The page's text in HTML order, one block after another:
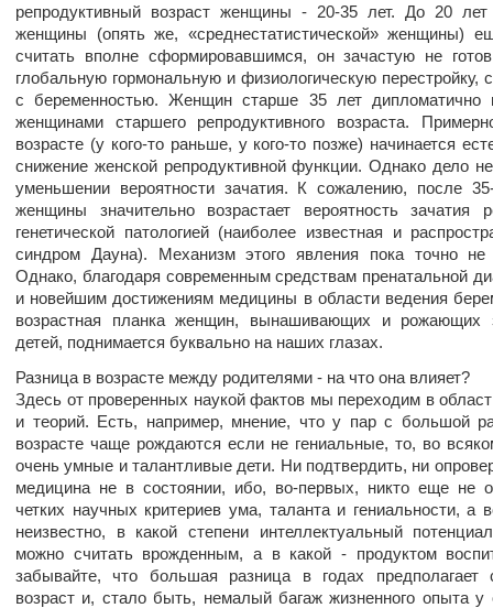
репродуктивный возраст женщины - 20-35 лет. До 20 лет
женщины (опять же, «среднестатистической» женщины)
считать вполне сформировавшимся, он зачастую не
глобальную гормональную и физиологическую перестройку,
с беременностью. Женщин старше 35 лет дипломатично
женщинами старшего репродуктивного возраста.
возрасте (у кого-то раньше, у кого-то позже) начинается
снижение женской репродуктивной функции. Однако дело
уменьшении вероятности зачатия. К сожалению, после
женщины значительно возрастает вероятность зачатия
генетической патологией (наиболее известная и
синдром Дауна). Механизм этого явления пока точно не
Однако, благодаря современным средствам пренатальной
и новейшим достижениям медицины в области ведения
возрастная планка женщин, вынашивающих и рожающих
детей, поднимается буквально на наших глазах.
Разница в возрасте между родителями - на что она влияет?
Здесь от проверенных наукой фактов мы переходим в
и теорий. Есть, например, мнение, что у пар с большой
возрасте чаще рождаются если не гениальные, то, во
очень умные и талантливые дети. Ни подтвердить, ни
медицина не в состоянии, ибо, во-первых, никто еще не
четких научных критериев ума, таланта и гениальности, а
неизвестно, в какой степени интеллектуальный
можно считать врожденным, а в какой - продуктом
забывайте, что большая разница в годах предполагает
возраст и, стало быть, немалый багаж жизненного опыта у